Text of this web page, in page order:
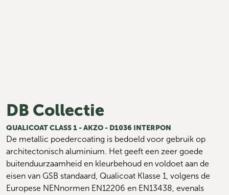
DB Collectie
QUALICOAT CLASS 1 - AKZO - D1036 INTERPON
De metallic poedercoating is bedoeld voor gebruik op
architectonisch aluminium. Het geeft een zeer goede
buitenduurzaamheid en kleurbehoud en voldoet aan de
eisen van GSB standaard, Qualicoat Klasse 1, volgens de
Europese NENnormen EN12206 en EN13438, evenals